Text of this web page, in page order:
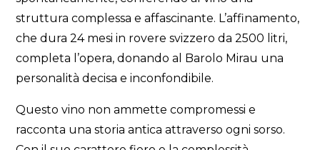
struttura complessa e affascinante. L’affinamento,
che dura 24 mesi in rovere svizzero da 2500 litri,
completa l’opera, donando al Barolo Mirau una
personalità decisa e inconfondibile.
Questo vino non ammette compromessi e
racconta una storia antica attraverso ogni sorso.